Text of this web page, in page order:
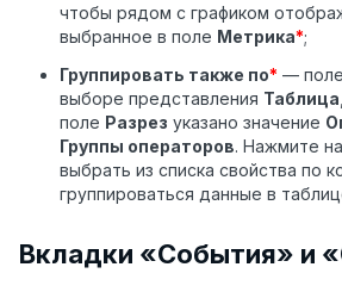
чтобы рядом с графиком
выбранное в поле Метрика*;
Группировать также по* —
выборе представления Таблица
поле Разрез указано значение
Группы операторов. Нажмите
выбрать из списка свойства по
группироваться данные в
Вкладки «События» и